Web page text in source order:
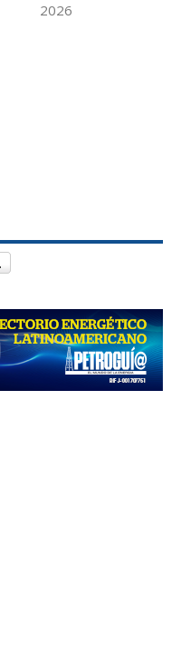
2026